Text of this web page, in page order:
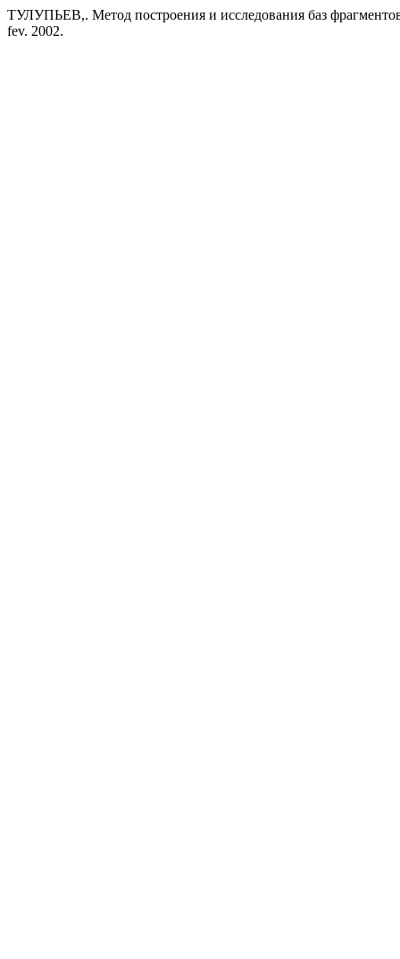
ТУЛУПЬЕВ,. Метод построения и исследования баз
fev. 2002.